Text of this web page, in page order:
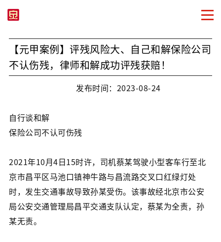
【元甲案例】评残风险大、自己和解保险公司
不认伤残，律师和解成功评残获赔！
发布时间：2023-08-24
自行谈和解
保险公司不认可伤残
2021年10月4日15时许，司机蔡某驾驶小型客车行至北
京市昌平区马池口镇神牛路与昌流路交叉口红绿灯处
时，发生交通事故导致孙某受伤。该事故经北京市公安
局公安交通管理局昌平交通支队认定，蔡某为全责，孙
某无责。